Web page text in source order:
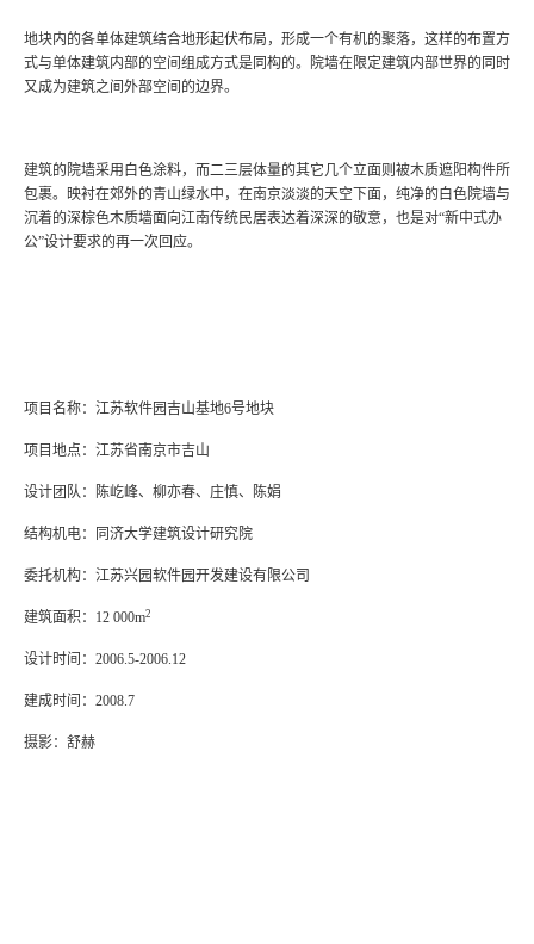
地块内的各单体建筑结合地形起伏布局，形成一个有机的聚落，这样的布置方
式与单体建筑内部的空间组成方式是同构的。院墙在限定建筑内部世界的同时
又成为建筑之间外部空间的边界。
建筑的院墙采用白色涂料，而二三层体量的其它几个立面则被木质遮阳构件所
包裹。映衬在郊外的青山绿水中，在南京淡淡的天空下面，纯净的白色院墙与
沉着的深棕色木质墙面向江南传统民居表达着深深的敬意，也是对“新中式办
公”设计要求的再一次回应。
项目名称：江苏软件园吉山基地6号地块
项目地点：江苏省南京市吉山
设计团队：陈屹峰、柳亦春、庄慎、陈娟
结构机电：同济大学建筑设计研究院
委托机构：江苏兴园软件园开发建设有限公司
建筑面积：12 000m2
设计时间：2006.5-2006.12
建成时间：2008.7
摄影：舒赫